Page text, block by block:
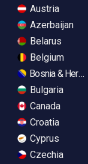
Austria
Azerbaijan
Belarus
Belgium
Bosnia &
Bulgaria
Canada
Croatia
Cyprus
Czechia